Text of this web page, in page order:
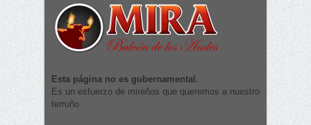
Esta página no es gubernamental.
Es un esfuerzo de mireños que queremos a nuestro
terruño.